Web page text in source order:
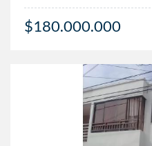
$180.000.000